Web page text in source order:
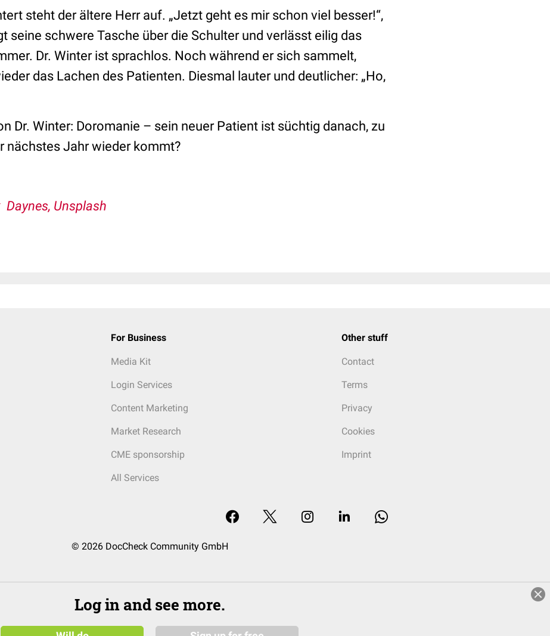
steht der ältere Herr auf. „Jetzt geht es mir schon viel besser!“,
seine schwere Tasche über die Schulter und verlässt eilig das
Dr. Winter ist sprachlos. Noch während er sich sammelt,
das Lachen des Patienten. Diesmal lauter und deutlicher: „Ho,
Dr. Winter: Doromanie – sein neuer Patient ist süchtig danach, zu
nächstes Jahr wieder kommt?
Unsplash
For Business
Media Kit
Login Services
Content Marketing
Market Research
CME sponsorship
All Services
Other stuff
Contact
Terms
Privacy
Cookies
Imprint
© 2026 DocCheck Community GmbH
Log in and see more.